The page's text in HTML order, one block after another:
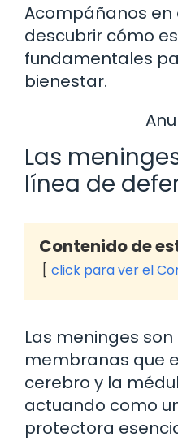
Acompáñanos
descubrir cómo
fundamentales
bienestar.
Las
línea de
Contenido de
click para ver el
Las meninges
membranas que
cerebro y la
actuando como
protectora